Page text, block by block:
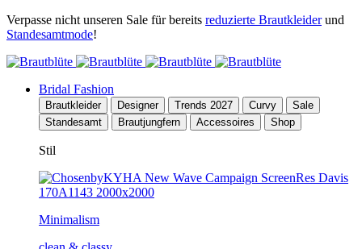
Verpasse nicht unseren Sale für bereits reduzierte Brautkleiderund
Standesamtmode!
Bridal Fashion
Brautkleider Designer Trends 2027 Curvy
Sale
Standesamt
Brautjungfern Accessoires Shop
Stil
Minimalism